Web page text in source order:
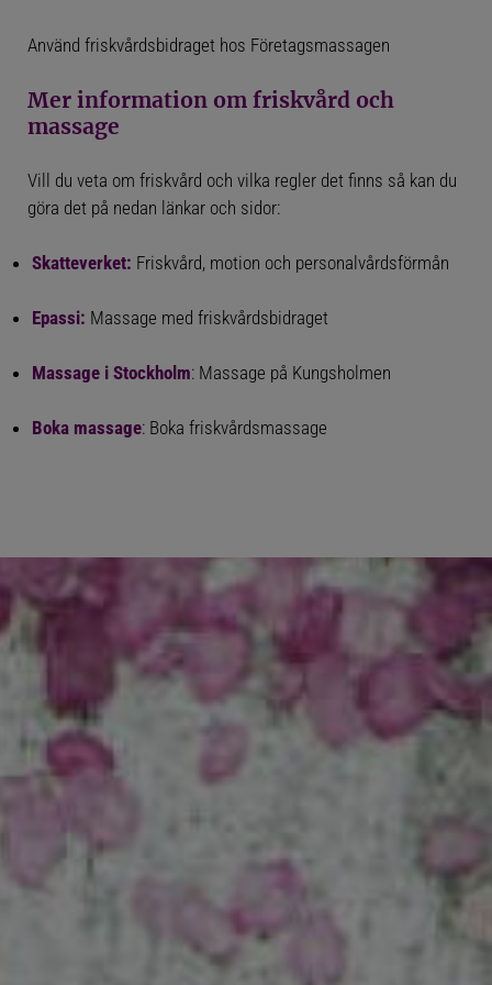
Använd friskvårdsbidraget hos Företagsmassagen
Mer information om friskvård och
massage
Vill du veta om friskvård och vilka regler det finns så kan du
göra det på nedan länkar och sidor:
Skatteverket: Friskvård, motion och personalvårdsförmån
Epassi: Massage med friskvårdsbidraget
Massage i Stockholm: Massage på Kungsholmen
Boka massage: Boka friskvårdsmassage